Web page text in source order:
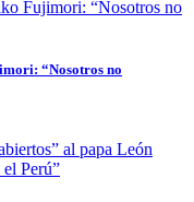
“Nosotros no